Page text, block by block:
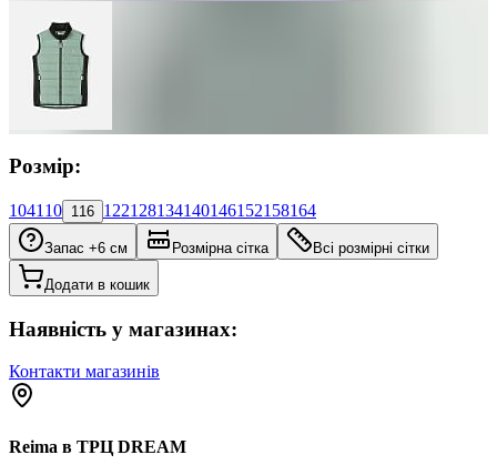
Розмір:
104110 116 122128134140146152158164
Запас +6 см Розмірна сітка Всі розмірні сітки
Додати в кошик
Наявність у магазинах:
Контакти магазинів
Reima в ТРЦ DREAM